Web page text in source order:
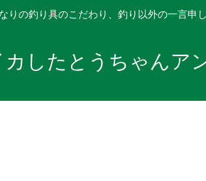
の釣り具のこだわり、釣り以外の一言申
したとうちゃんア